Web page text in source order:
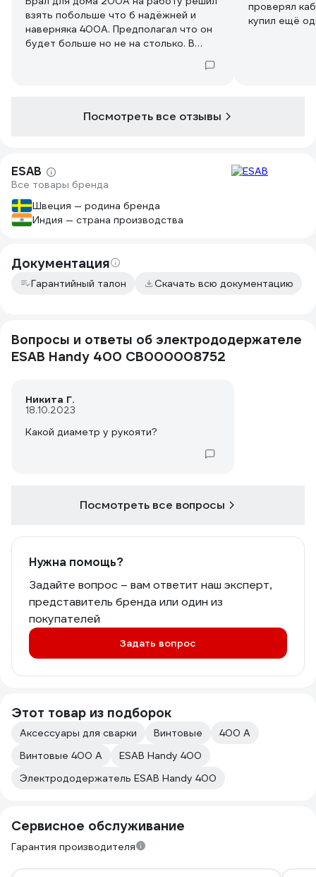
взять побольше что б надёжней и
наверняка 400А. Предполагал что он
будет больше но не на столько. В
оставил дома. Потому что этот вес и
если рабочее место стоит в одном
достаточно 200А он не греется и не
вижу смысла брать 400А.
проверял
купил ещё
Посмотреть все отзывы
ESAB
Все товары бренда
Швеция — родина бренда
Индия — страна производства
Документация
Гарантийный талон Скачать всю документацию
Вопросы и ответы об электрододержателе
ESAB Handy 400 СВ000008752
Никита Г.
18.10.2023
Какой диаметр у рукояти?
Посмотреть все вопросы
Нужна помощь?
Задайте вопрос – вам ответит наш эксперт,
представитель бренда или один из
покупателей
Задать вопрос
Этот товар из подборок
Аксессуары для сварки Винтовые
400 А
Винтовые 400 А
ESAB Handy 400
Электрододержатель ESAB Handy 400
Сервисное обслуживание
Гарантия производителя